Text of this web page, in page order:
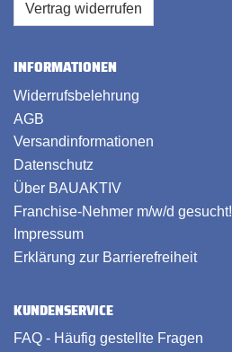
Vertrag widerrufen
INFORMATIONEN
Widerrufsbelehrung
AGB
Versandinformationen
Datenschutz
Über BAUAKTIV
Franchise-Nehmer m/w/d gesucht!
Impressum
Erklärung zur Barrierefreiheit
KUNDENSERVICE
FAQ - Häufig gestellte Fragen